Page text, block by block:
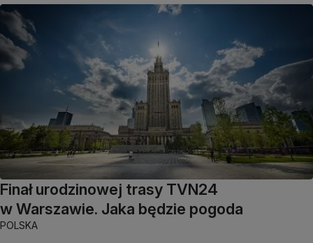
Finał urodzinowej trasy TVN24
w Warszawie. Jaka będzie pogoda
POLSKA